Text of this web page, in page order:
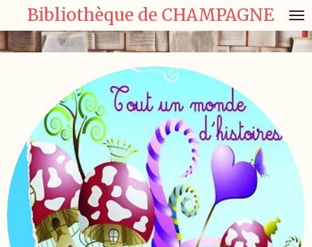
Passer
au
contenu
Bibliothèque de CHAMPAGNE